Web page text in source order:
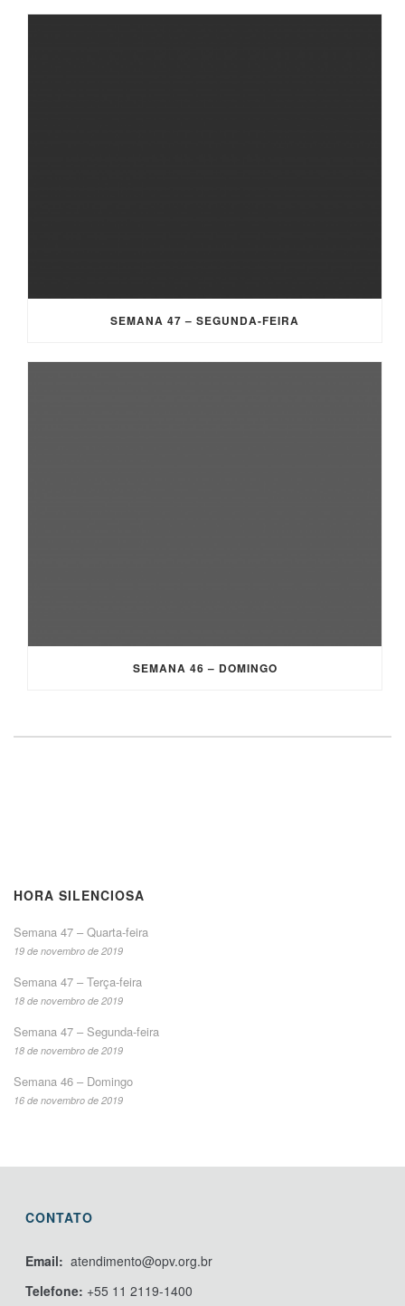
SEMANA 47 – SEGUNDA-FEIRA
SEMANA 46 – DOMINGO
HORA SILENCIOSA
Semana 47 – Quarta-feira
19 de novembro de 2019
Semana 47 – Terça-feira
18 de novembro de 2019
Semana 47 – Segunda-feira
18 de novembro de 2019
Semana 46 – Domingo
16 de novembro de 2019
CONTATO
Email: atendimento@opv.org.br
Telefone: +55 11 2119-1400